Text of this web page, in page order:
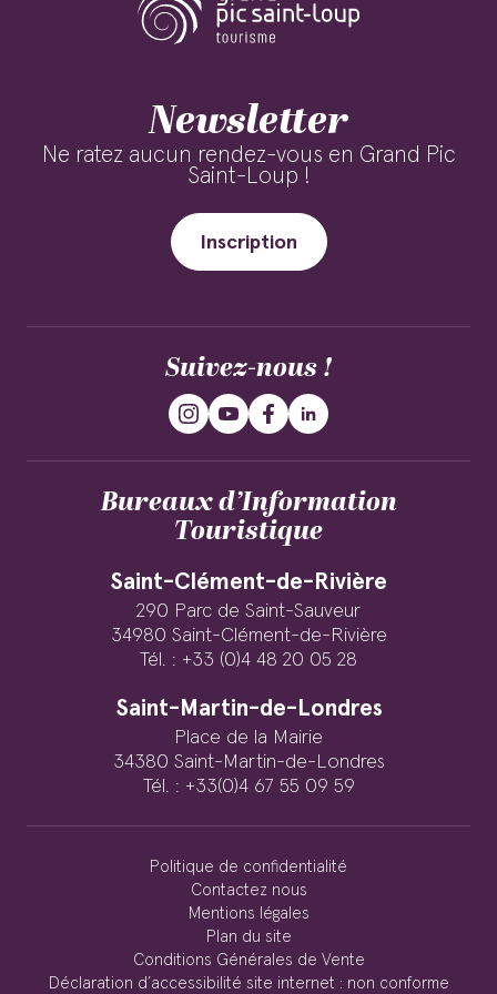
Newsletter
Ne ratez aucun rendez-vous en Grand Pic
Saint-Loup !
Inscription
Suivez-nous !
Bureaux d’Information
Touristique
Saint-Clément-de-Rivière
290 Parc de Saint-Sauveur
34980 Saint-Clément-de-Rivière
Tél. : +33 (0)4 48 20 05 28
Saint-Martin-de-Londres
Place de la Mairie
34380 Saint-Martin-de-Londres
Tél. : +33(0)4 67 55 09 59
Politique de confidentialité
Contactez nous
Mentions légales
Plan du site
Conditions Générales de Vente
Déclaration d’accessibilité site internet : non conforme